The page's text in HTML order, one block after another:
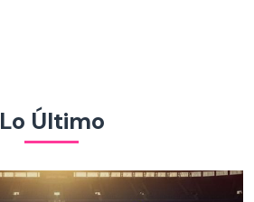
Lo Último